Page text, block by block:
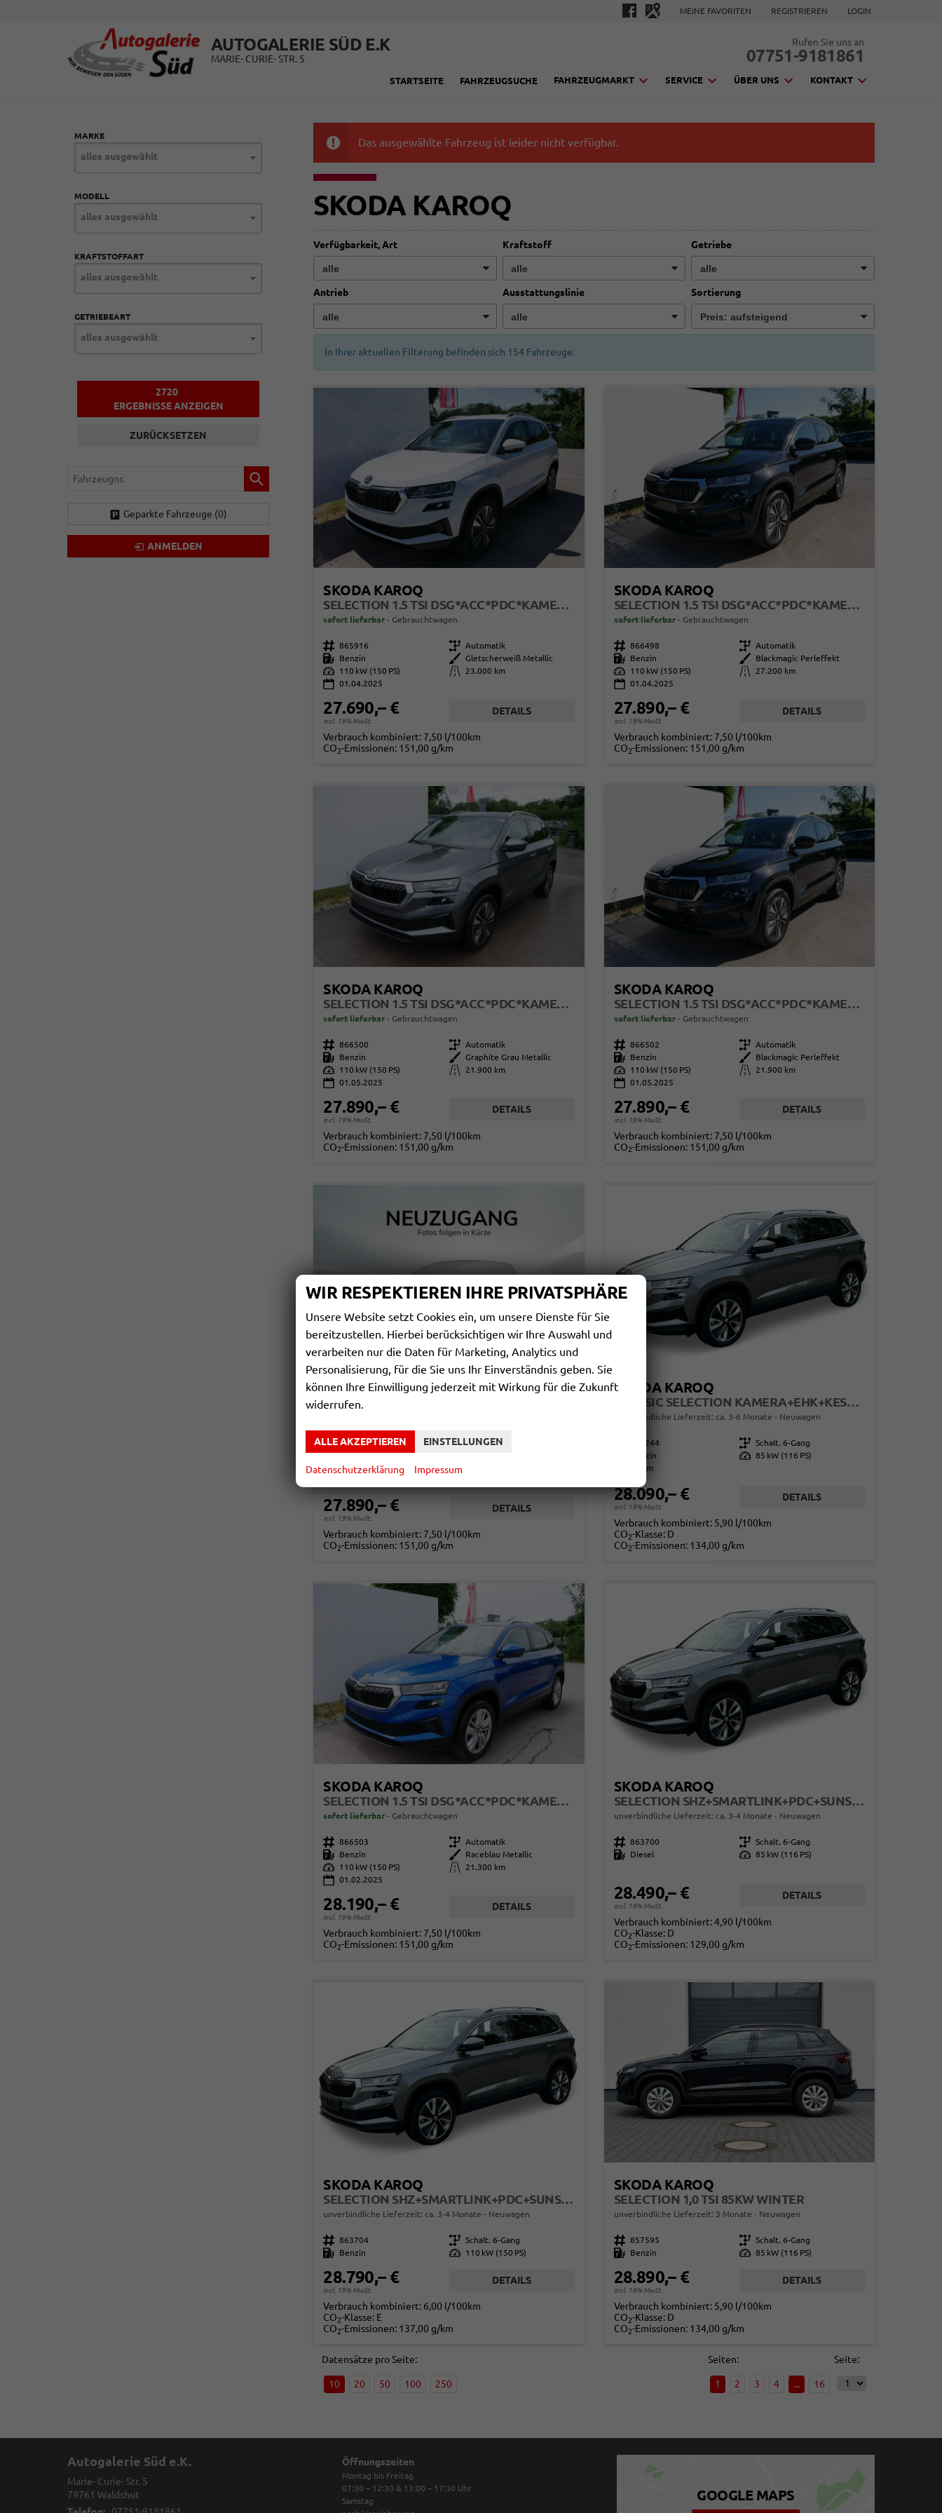
MEINE FAVORITEN REGISTRIEREN LOGIN
AUTOGALERIE SÜD E.K
MARIE- CURIE- STR. 5
Rufen Sie uns an
07751-9181861
STARTSEITE FAHRZEUGSUCHE FAHRZEUGMARKT SERVICE ÜBER UNS KONTAKT
Das ausgewählte Fahrzeug ist leider nicht verfügbar.
SKODA KAROQ
Verfügbarkeit, Art Kraftstoff Getriebe
Antrieb Ausstattungslinie Sortierung
In Ihrer aktuellen Filterung befinden sich 154 Fahrzeuge:
SKODA KAROQ
SELECTION 1.5 TSI DSG*ACC*PDC*KAMERA*TEMPOMAT*LED*SMARTLINK*KLIMA*RADIO*17-ZOLL
sofort lieferbar Gebrauchtwagen
Fahrzeugnr. 865916 Getriebe Automatik
Kraftstoff
Benzin Außenfarbe
Gletscherweiß Metallic
Leistung
110 kW (150 PS) Kilometerstand
23.000 km
01.04.2025
27.690,– €
incl. 19% MwSt.
DETAILS
Verbrauch kombiniert: 7,50 l/100km
CO2-Emissionen: 151,00 g/km
SKODA KAROQ
SELECTION 1.5 TSI DSG*ACC*PDC*KAMERA*TEMPOMAT*LED*SMARTLINK*KLIMA*RADIO*17-ZOLL
sofort lieferbar Gebrauchtwagen
Fahrzeugnr. 866498 Getriebe Automatik
Kraftstoff
Benzin Außenfarbe
Blackmagic Perleffekt
Leistung
110 kW (150 PS) Kilometerstand
27.200 km
01.04.2025
27.890,– €
incl. 19% MwSt.
DETAILS
Verbrauch kombiniert: 7,50 l/100km
CO2-Emissionen: 151,00 g/km
SKODA KAROQ
SELECTION 1.5 TSI DSG*ACC*PDC*KAMERA*TEMPOMAT*LED*SMARTLINK*KLIMA*RADIO*17-ZOLL
sofort lieferbar Gebrauchtwagen
Fahrzeugnr. 866500 Getriebe Automatik
Kraftstoff
Benzin Außenfarbe
Graphite Grau Metallic
Leistung
110 kW (150 PS) Kilometerstand
21.900 km
01.05.2025
27.890,– €
incl. 19% MwSt.
DETAILS
Verbrauch kombiniert: 7,50 l/100km
CO2-Emissionen: 151,00 g/km
SKODA KAROQ
SELECTION 1.5 TSI DSG*ACC*PDC*KAMERA*TEMPOMAT*LED*SMARTLINK*KLIMA*RADIO*17-ZOLL
sofort lieferbar Gebrauchtwagen
Fahrzeugnr. 866502 Getriebe Automatik
Kraftstoff
Benzin Außenfarbe
Blackmagic Perleffekt
Leistung
110 kW (150 PS) Kilometerstand
21.900 km
01.05.2025
27.890,– €
incl. 19% MwSt.
DETAILS
Verbrauch kombiniert: 7,50 l/100km
CO2-Emissionen: 151,00 g/km
SKODA KAROQ
Fahrzeugnr. 866901 Getriebe Automatik
Kraftstoff Benzin
Leistung 110 kW (150 PS) Kilometerstand
27.890,– €
incl. 19% MwSt.
DETAILS
Verbrauch kombiniert: 7,50 l/100km
CO2-Emissionen: 151,00 g/km
SKODA KAROQ
CLASSIC SELECTION KAMERA+EHK+KESSY+SHZ+SMARTLINK+LED+16" ALU
unverbindliche Lieferzeit: ca. 3-6 Monate Neuwagen
860244 Getriebe Schalt. 6-Gang
Benzin Leistung 85 kW (116 PS)
10 km
28.090,– €
incl. 19% MwSt.
DETAILS
Verbrauch kombiniert: 5,90 l/100km
CO2-Klasse: D
CO2-Emissionen: 134,00 g/km
SKODA KAROQ
SELECTION 1.5 TSI DSG*ACC*PDC*KAMERA*TEMPOMAT*LED*SMARTLINK*KLIMA*RADIO*17-ZOLL
sofort lieferbar Gebrauchtwagen
Fahrzeugnr. 866503 Getriebe Automatik
Kraftstoff
Benzin Außenfarbe
Raceblau Metallic
Leistung
110 kW (150 PS) Kilometerstand
21.300 km
01.02.2025
28.190,– €
incl. 19% MwSt.
DETAILS
Verbrauch kombiniert: 7,50 l/100km
CO2-Emissionen: 151,00 g/km
SKODA KAROQ
SELECTION SHZ+SMARTLINK+PDC+SUNSET+LED
unverbindliche Lieferzeit: ca. 3-4 Monate Neuwagen
Fahrzeugnr. 863700 Getriebe Schalt. 6-Gang
Kraftstoff
Diesel Leistung 85 kW (116 PS)
28.490,– €
incl. 19% MwSt.
DETAILS
Verbrauch kombiniert:4,90 l/100km
CO2-Klasse: D
CO2-Emissionen: 129,00 g/km
SKODA KAROQ
SELECTION SHZ+SMARTLINK+PDC+SUNSET+LED
unverbindliche Lieferzeit: ca. 3-4 Monate Neuwagen
Fahrzeugnr. 863704 Getriebe Schalt. 6-Gang
Kraftstoff
Benzin Leistung 110 kW (150 PS)
28.790,– €
incl. 19% MwSt.
DETAILS
Verbrauch kombiniert: 6,00 l/100km
CO2-Klasse: E
CO2-Emissionen: 137,00 g/km
SKODA KAROQ
SELECTION 1,0 TSI 85KW WINTER
unverbindliche Lieferzeit: 3 Monate Neuwagen
Fahrzeugnr. 857595 Getriebe Schalt. 6-Gang
Kraftstoff
Benzin Leistung 85 kW (116 PS)
28.890,– €
incl. 19% MwSt.
DETAILS
Verbrauch kombiniert: 5,90 l/100km
CO2-Klasse: D
CO2-Emissionen: 134,00 g/km
Datensätze pro Seite:
10 20 50 100 250
Seite:
Seiten:
1 2 3 4 ... 16
MARKE
alles ausgewählt
MODELL
alles ausgewählt
KRAFTSTOFFART
alles ausgewählt
GETRIEBEART
alles ausgewählt
2720
ERGEBNISSE ANZEIGEN
ZURÜCKSETZEN
Fahrzeugnr.
Geparkte Fahrzeuge (0)
ANMELDEN
Autogalerie Süd e.K.
Marie- Curie- Str. 5
79761 Waldshut
Öffnungszeiten
Montag bis Freitag
07:30 – 12:30 & 13:00 – 17:30 Uhr
Samstag
GOOGLE MAPS
WIR RESPEKTIEREN IHRE PRIVATSPHÄRE
Unsere Website setzt Cookies ein, um unsere Dienste für Sie
bereitzustellen. Hierbei berücksichtigen wir Ihre Auswahl und
verarbeiten nur die Daten für Marketing, Analytics und
Personalisierung, für die Sie uns Ihr Einverständnis geben. Sie
können Ihre Einwilligung jederzeit mit Wirkung für die Zukunft
widerrufen.
ALLE AKZEPTIEREN EINSTELLUNGEN
Datenschutzerklärung Impressum